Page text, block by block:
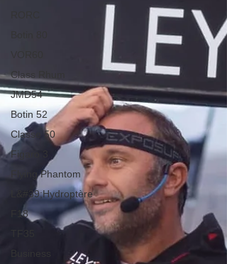
Class Rhum
JMD54
Botin 52
Classe 50
Figaro 3
Flying Phantom
L&#39;Hydroptère
F18